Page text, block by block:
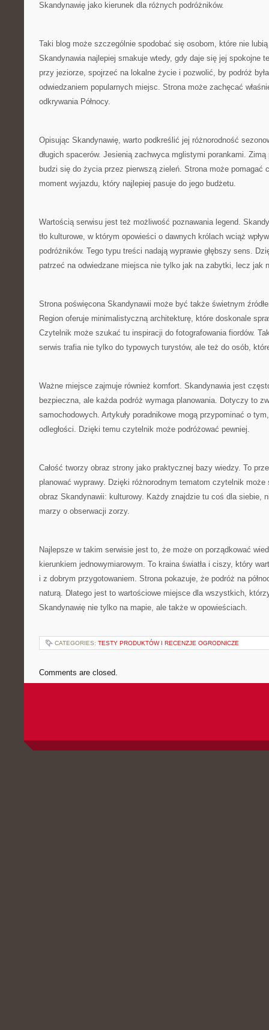
Skandynawię jako kierunek dla różnych podróżników.
Taki blog może szczególnie spodobać się osobom, które nie
Skandynawia najlepiej smakuje wtedy, gdy daje się jej spokojne
przy jeziorze, spojrzeć na lokalne życie i pozwolić, by podróż
odwiedzaniem popularnych miejsc. Strona może zachęcać
odkrywania Północy.
Opisując Skandynawię, warto podkreślić jej różnorodność
długich spacerów. Jesienią zachwyca mglistymi porankami.
budzi się do życia przez pierwszą zieleń. Strona może pomagać
moment wyjazdu, który najlepiej pasuje do jego budżetu.
Wartością serwisu jest też możliwość poznawania legend.
tło kulturowe, w którym opowieści o dawnych królach wciąż
podróżników. Tego typu treści nadają wyprawie głębszy sens.
patrzeć na odwiedzane miejsca nie tylko jak na zabytki, lecz jak
Strona poświęcona Skandynawii może być także świetnym
Region oferuje minimalistyczną architekturę, które doskonale
Czytelnik może szukać tu inspiracji do fotografowania fiordów.
serwis trafia nie tylko do typowych turystów, ale też do osób,
Ważne miejsce zajmuje również komfort. Skandynawia jest
bezpieczna, ale każda podróż wymaga planowania. Dotyczy to
samochodowych. Artykuły poradnikowe mogą przypominać o
odległości. Dzięki temu czytelnik może podróżować pewniej.
Całość tworzy obraz strony jako praktycznej bazy wiedzy. To
planować wyprawy. Dzięki różnorodnym tematom czytelnik może
obraz Skandynawii: kulturowy. Każdy znajdzie tu coś dla siebie,
marzy o obserwacji zorzy.
Najlepsze w takim serwisie jest to, że może on porządkować
kierunkiem jednowymiarowym. To kraina światła i ciszy, który
i z dobrym przygotowaniem. Strona pokazuje, że podróż na
naturą. Dlatego jest to wartościowe miejsce dla wszystkich,
Skandynawię nie tylko na mapie, ale także w opowieściach.
CATEGORIES: TESTY PRODUKTÓW I RECENZJE OGRODNICZE
Comments are closed.